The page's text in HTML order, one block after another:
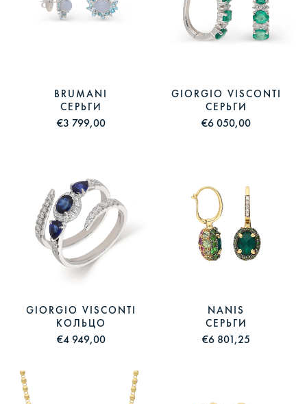
BRUMANI
СЕРЬГИ
€3 799,00
GIORGIO VISCONTI
СЕРЬГИ
€6 050,00
GIORGIO VISCONTI
КОЛЬЦО
€4 949,00
NANIS
СЕРЬГИ
€6 801,25